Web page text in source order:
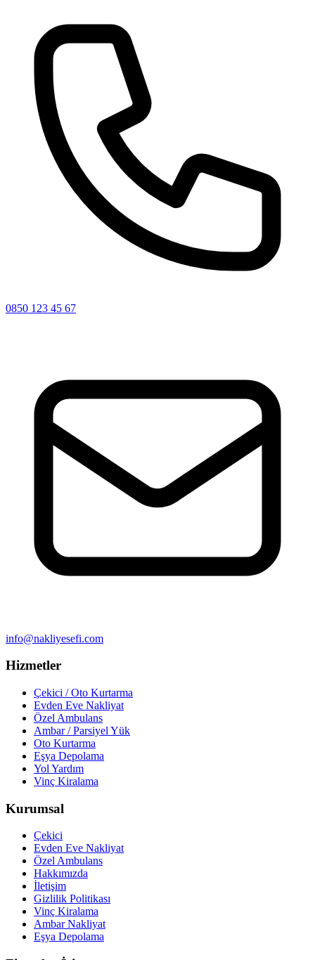
0850 123 45 67
info@nakliyesefi.com
Hizmetler
Çekici / Oto Kurtarma
Evden Eve Nakliyat
Özel Ambulans
Ambar / Parsiyel Yük
Oto Kurtarma
Eşya Depolama
Yol Yardım
Vinç Kiralama
Kurumsal
Çekici
Evden Eve Nakliyat
Özel Ambulans
Hakkımızda
İletişim
Gizlilik Politikası
Vinç Kiralama
Ambar Nakliyat
Eşya Depolama